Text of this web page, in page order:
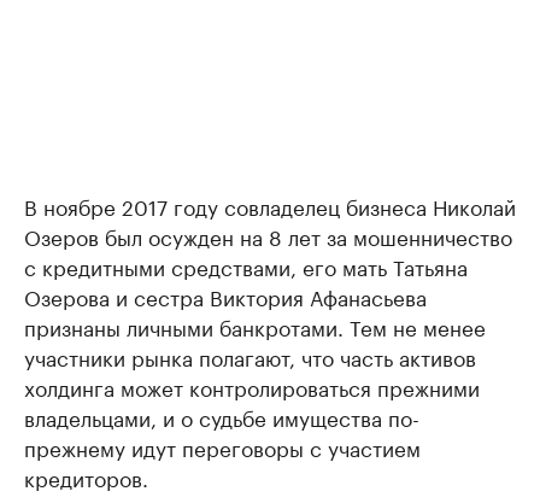
В ноябре 2017 году совладелец бизнеса Николай
Озеров был осужден на 8 лет за мошенничество
с кредитными средствами, его мать Татьяна
Озерова и сестра Виктория Афанасьева
признаны личными банкротами. Тем не менее
участники рынка полагают, что часть активов
холдинга может контролироваться прежними
владельцами, и о судьбе имущества по-
прежнему идут переговоры с участием
кредиторов.